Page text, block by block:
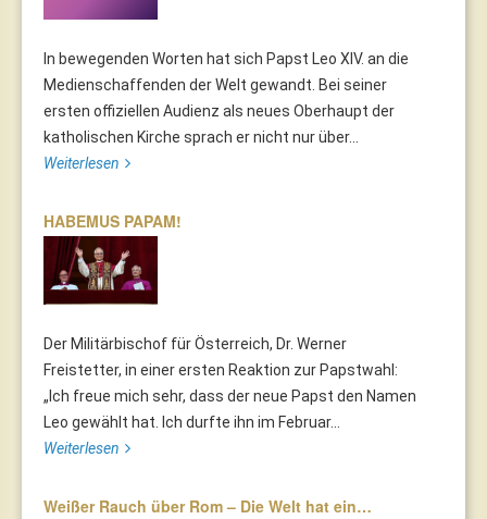
In bewegenden Worten hat sich Papst Leo XIV. an die
Medienschaffenden der Welt gewandt. Bei seiner
ersten offiziellen Audienz als neues Oberhaupt der
katholischen Kirche sprach er nicht nur über...
Weiterlesen
HABEMUS PAPAM!
Der Militärbischof für Österreich, Dr. Werner
Freistetter, in einer ersten Reaktion zur Papstwahl:
„Ich freue mich sehr, dass der neue Papst den Namen
Leo gewählt hat. Ich durfte ihn im Februar...
Weiterlesen
Weißer Rauch über Rom – Die Welt hat ein…